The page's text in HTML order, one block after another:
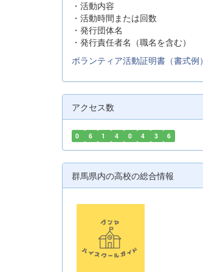
・活動内容
・活動時間または回数
・発行団体名
・発行責任者名（職名を含む）
ボランティア活動証明書（書式例）
アクセス数
0 6 1 4 0 4 3 6
群馬県内の高校の総合情報